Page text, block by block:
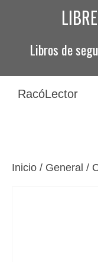
Libros de
RacóLector
Inicio / General /